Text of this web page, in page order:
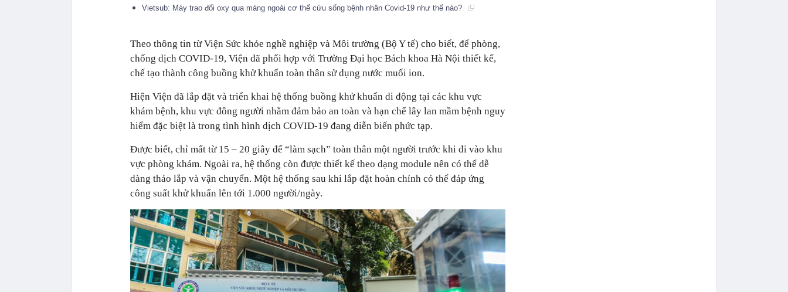
Vietsub: Máy trao đổi oxy qua màng ngoài cơ thể cứu sống bệnh nhân Covid-19 như thế nào?
Theo thông tin từ Viện Sức khỏe nghề nghiệp và Môi trường (Bộ Y tế) cho biết, để phòng,
chống dịch COVID-19, Viện đã phối hợp với Trường Đại học Bách khoa Hà Nội thiết kế,
chế tạo thành công buồng khử khuẩn toàn thân sử dụng nước muối ion.
Hiện Viện đã lắp đặt và triển khai hệ thống buồng khử khuẩn di động tại các khu vực
khám bệnh, khu vực đông người nhằm đảm bảo an toàn và hạn chế lây lan mầm bệnh nguy
hiểm đặc biệt là trong tình hình dịch COVID-19 đang diễn biến phức tạp.
Được biết, chỉ mất từ 15 – 20 giây để “làm sạch” toàn thân một người trước khi đi vào khu
vực phòng khám. Ngoài ra, hệ thống còn được thiết kế theo dạng module nên có thể dễ
dàng tháo lắp và vận chuyển. Một hệ thống sau khi lắp đặt hoàn chỉnh có thể đáp ứng
công suất khử khuẩn lên tới 1.000 người/ngày.